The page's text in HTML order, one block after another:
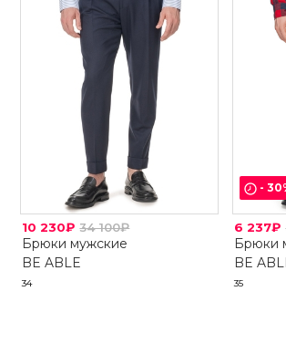
10 230₽ 34 100₽
Брюки мужские
BE ABLE
34
-30
6 237₽
Брюки
BE
35